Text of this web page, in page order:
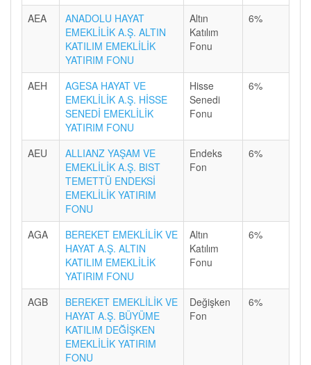
AEA
ANADOLU HAYAT
EMEKLİLİK A.Ş. ALTIN
KATILIM EMEKLİLİK
YATIRIM FONU
Altın
Katılım
Fonu
6%
AEH
AGESA HAYAT VE
EMEKLİLİK A.Ş. HİSSE
SENEDİ EMEKLİLİK
YATIRIM FONU
Hisse
Senedi
Fonu
6%
AEU
ALLIANZ YAŞAM VE
EMEKLİLİK A.Ş. BIST
TEMETTÜ ENDEKSİ
EMEKLİLİK YATIRIM
FONU
Endeks
Fon
6%
AGA
BEREKET EMEKLİLİK VE
HAYAT A.Ş. ALTIN
KATILIM EMEKLİLİK
YATIRIM FONU
Altın
Katılım
Fonu
6%
AGB
BEREKET EMEKLİLİK VE
HAYAT A.Ş. BÜYÜME
KATILIM DEĞİŞKEN
EMEKLİLİK YATIRIM
FONU
Değişken
Fon
6%